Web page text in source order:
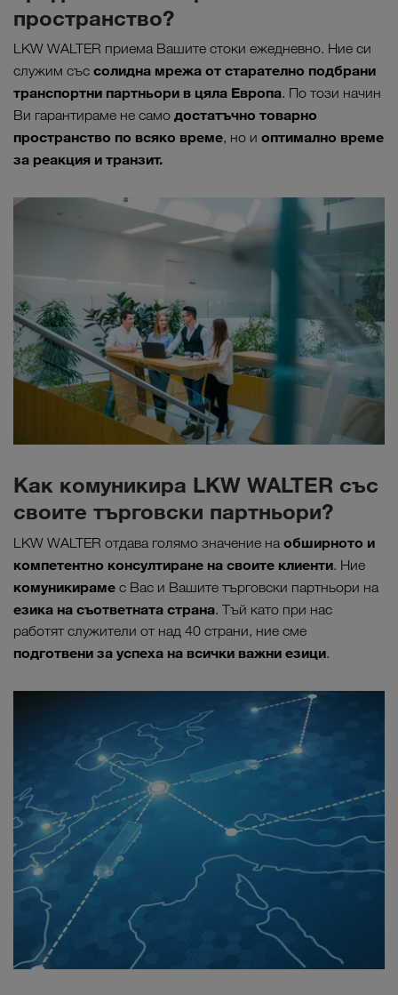
пространство?
LKW WALTER приема Вашите стоки ежедневно. Ние си
служим със солидна мрежа от старателно подбрани
транспортни партньори в цяла Европа. По този начин
Ви гарантираме не само достатъчно товарно
пространство по всяко време, но и оптимално време
за реакция и транзит.
Как комуникира LKW WALTER със
своите търговски партньори?
LKW WALTER отдава голямо значение на обширното и
компетентно консултиране на своите клиенти. Ние
комуникираме с Вас и Вашите търговски партньори на
езика на съответната страна. Тъй като при нас
работят служители от над 40 страни, ние сме
подготвени за успеха на всички важни езици.